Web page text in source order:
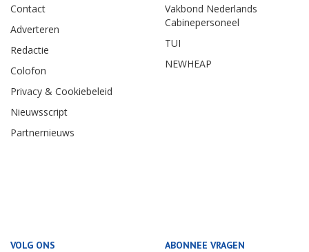
Contact
Adverteren
Redactie
Colofon
Privacy & Cookiebeleid
Nieuwsscript
Partnernieuws
Vakbond Nederlands
Cabinepersoneel
TUI
NEWHEAP
VOLG ONS ABONNEE VRAGEN